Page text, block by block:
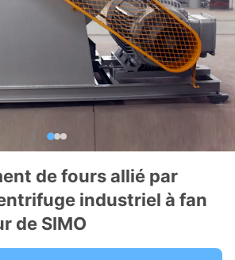
de fours allié par
industriel à fan
de SIMO